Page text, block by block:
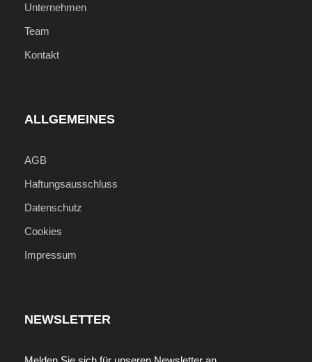
Unternehmen
Team
Kontakt
ALLGEMEINES
AGB
Haftungsausschluss
Datenschutz
Cookies
Impressum
NEWSLETTER